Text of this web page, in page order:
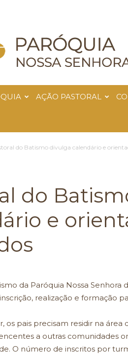
AÇÃO PASTORAL
do Batismo divulga calendário e
do
e
da Paróquia Nossa Senhora
realização e formação
os pais precisam residir na área
a outras comunidades
O número de inscritos por